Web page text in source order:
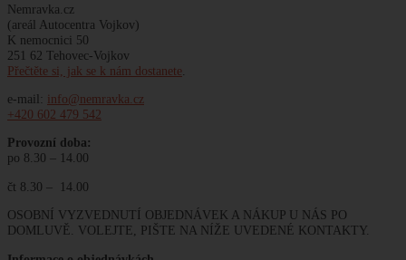
Nemravka.cz
(areál Autocentra Vojkov)
K nemocnici 50
251 62 Tehovec-Vojkov
Přečtěte si, jak se k nám dostanete
e-mail: info@nemravka.cz
+420 602 479 542
Provozní doba:
po 8.30 – 14.00
čt 8.30 – 14.00
OSOBNÍ VYZVEDNUTÍ OBJEDNÁVEK A NÁKUP U NÁS PO
DOMLUVĚ. VOLEJTE, PIŠTE NA NÍŽE UVEDENÉ KONTAKTY.